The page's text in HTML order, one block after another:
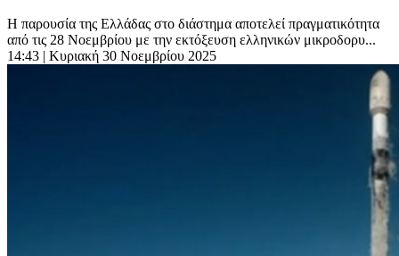
Η παρουσία της Ελλάδας στο διάστημα αποτελεί πραγματικότητα
από τις 28 Νοεμβρίου με την εκτόξευση ελληνικών μικροδορυ...
14:43 | Κυριακή 30 Νοεμβρίου 2025